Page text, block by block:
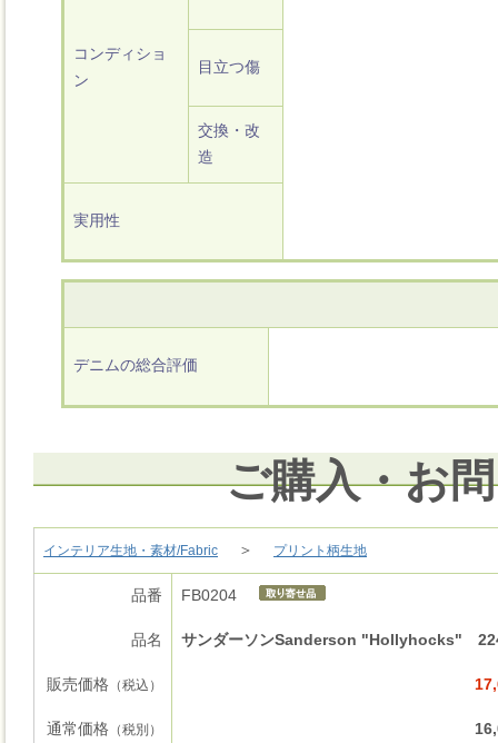
コンディショ
ン
目立つ傷
交換・改
造
実用性
デニムの総合評価
ご購入・お
インテリア生地・素材/Fabric ＞ プリント柄生地
品番 FB0204
品名 サンダーソンSanderson "Hollyhocks"
販売価格 （税込）
通常価格 （税別）